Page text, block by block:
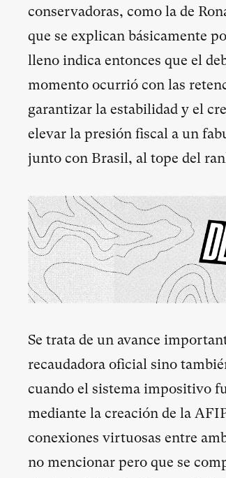
conservadoras, como la de
que se explican básicamente
lleno indica entonces que el
momento ocurrió con las
garantizar la estabilidad y el
elevar la presión fiscal a un
junto con Brasil, al tope del
Se trata de un avance
recaudadora oficial sino
cuando el sistema impositivo
mediante la creación de la
conexiones virtuosas entre
no mencionar pero que se